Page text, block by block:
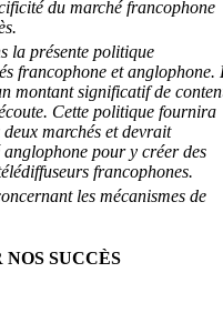
du marché francophone
la présente politique
francophone et anglophone.
montant significatif de
Cette politique fournira
marchés et devrait
pour y créer des
francophones.
les mécanismes de
NOS SUCCÈS